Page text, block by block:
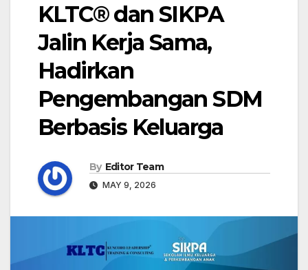
KLTC® dan SIKPA
Jalin Kerja Sama,
Hadirkan
Pengembangan SDM
Berbasis Keluarga
By Editor Team
MAY 9, 2026